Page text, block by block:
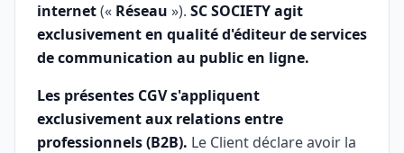
internet(« Réseau »). SC SOCIETY agit
exclusivement en qualité d'éditeur de services
de communication au public en ligne.
Les présentes CGV s'appliquent
exclusivement aux relations entre
professionnels (B2B). Le Client déclare avoir la